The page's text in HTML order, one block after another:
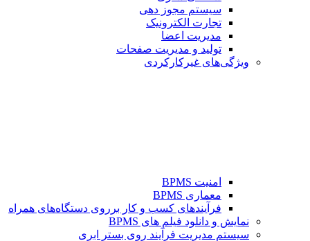
سیستم مجوز دهی
تجارت الکترونیک
مدیریت اعضا
تولید و مدیریت صفحات
ویژگی‌های غیرکارکردی
امنیت BPMS
معماری BPMS
فرآیندهای کسب و کار برروی دستگاه‌های همراه
نمایش و دانلود فیلم های BPMS
سیستم مدیریت فرآیند روی بستر ابری